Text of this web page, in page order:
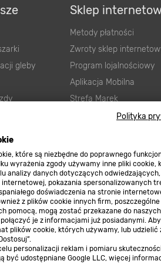
Polityka
które są niezbędne do poprawnego
wyrażenia zgody używamy inne pliki cookie,
analizy danych dotyczących odwiedzających,
pokazania spersonalizowanych
doświadczenia na stronie
z plików cookie innych firm, poszczególne
pomocą, mogą zostać przekazane do naszych
je z informacjami już posiadanymi.
plików cookie, których używamy, lub udzielić
personalizacji reklam i pomiaru
być udostępniane Google LLC, więcej
gleby
Sklep
Metody płatności
Zwroty sklep
Program lojalnościowy
Aplikacja Mobilna
Strefa Marek
zgodności towaru z
Program Brico PRO
Regulaminy
Regulaminy
Polityka prywatności